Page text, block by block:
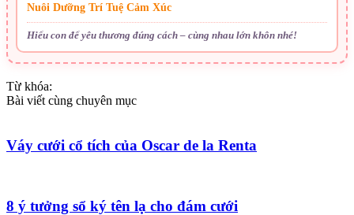
Nuôi Dưỡng Trí Tuệ Cảm Xúc
Hiểu con để yêu thương đúng cách – cùng nhau lớn khôn nhé!
Từ khóa:
Bài viết cùng chuyên mục
Váy cưới cổ tích của Oscar de la Renta
8 ý tưởng sổ ký tên lạ cho đám cưới